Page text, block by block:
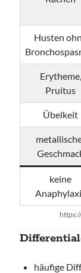
Husten
Erytheme,
Pruitus
Übelkeit
keine
häufige